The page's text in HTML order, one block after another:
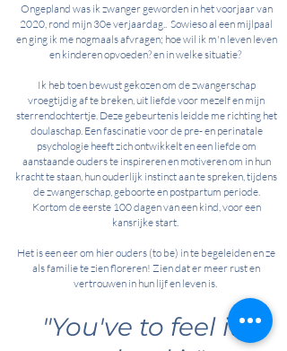
Ongepland was ik zwanger geworden​ in het voorjaar van
2020, rond mijn 30e verjaardag.. Sowieso al een mijlpaal
en ging ik me nogmaals afvragen; hoe wil ik m'n leven leven
en kinderen opvoeden? en in welke situatie?
Ik heb toen bewust gekozen om de zwangerschap
vroegtijdig af te breken, uit liefde voor mezelf en mijn
sterrendochtertje. Deze gebeurtenis leidde me richting het
doulaschap. Een fascinatie voor de pre- en perinatale
psychologie heeft zich ontwikkelt en een liefde om
aanstaande ouders te inspireren en motiveren om in hun
kracht te staan, hun ouderlijk instinct aan te spreken, tijdens
de zwangerschap, geboorte en postpartum periode.
Kortom de eerste 100 dagen van een kind, voor een
kansrijke start.
Het is een eer om hier ouders (to be) in te begeleiden en ze
als familie te zien floreren! Zien dat er meer rust en
vertrouwen in hun lijf en leven is.
"You've to feel it,